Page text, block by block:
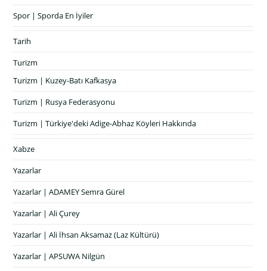
Spor | Sporda En İyiler
Tarih
Turizm
Turizm | Kuzey-Batı Kafkasya
Turizm | Rusya Federasyonu
Turizm | Türkiye'deki Adige-Abhaz Köyleri Hakkında
Xabze
Yazarlar
Yazarlar | ADAMEY Semra Gürel
Yazarlar | Ali Çurey
Yazarlar | Ali İhsan Aksamaz (Laz Kültürü)
Yazarlar | APSUWA Nilgün